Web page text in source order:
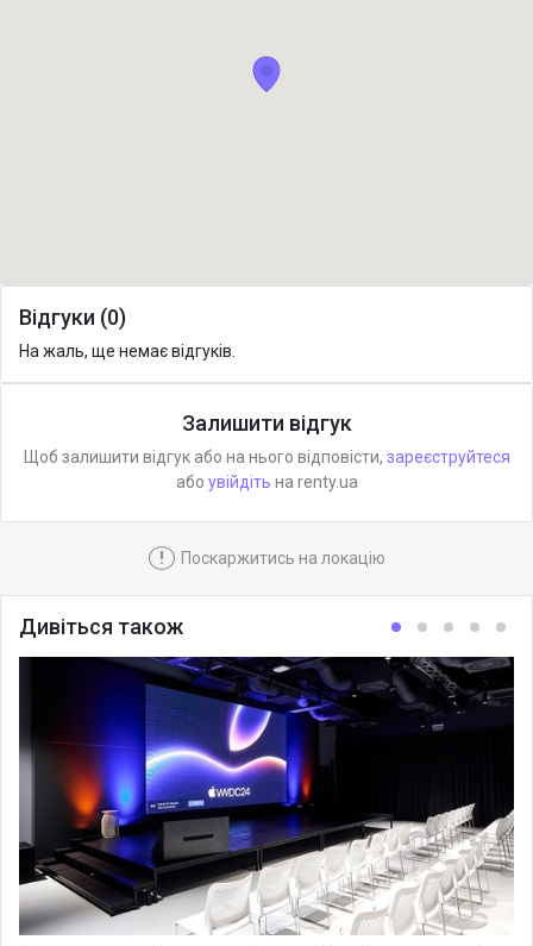
Відгуки (0)
На жаль, ще немає відгуків.
Залишити відгук
Щоб залишити відгук або на нього відповісти, зареєструйтеся
або увійдіть на renty.ua
! Поскаржитись на локацію
Дивіться також